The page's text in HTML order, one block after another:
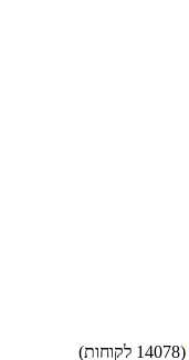
(14078 לקוחות)